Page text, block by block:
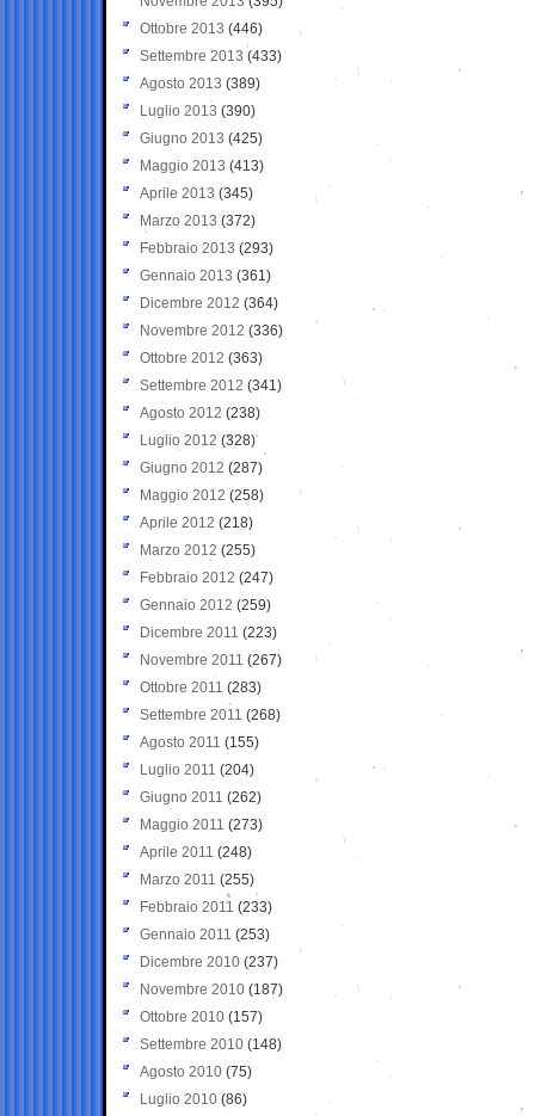
Ottobre 2013 (446)
Settembre 2013 (433)
Agosto 2013 (389)
Luglio 2013 (390)
Giugno 2013 (425)
Maggio 2013 (413)
Aprile 2013 (345)
Marzo 2013 (372)
Febbraio 2013 (293)
Gennaio 2013 (361)
Dicembre 2012 (364)
Novembre 2012 (336)
Ottobre 2012 (363)
Settembre 2012 (341)
Agosto 2012 (238)
Luglio 2012 (328)
Giugno 2012 (287)
Maggio 2012 (258)
Aprile 2012 (218)
Marzo 2012 (255)
Febbraio 2012 (247)
Gennaio 2012 (259)
Dicembre 2011 (223)
Novembre 2011 (267)
Ottobre 2011 (283)
Settembre 2011 (268)
Agosto 2011 (155)
Luglio 2011 (204)
Giugno 2011 (262)
Maggio 2011 (273)
Aprile 2011 (248)
Marzo 2011 (255)
Febbraio 2011 (233)
Gennaio 2011 (253)
Dicembre 2010 (237)
Novembre 2010 (187)
Ottobre 2010 (157)
Settembre 2010 (148)
Agosto 2010 (75)
Luglio 2010 (86)